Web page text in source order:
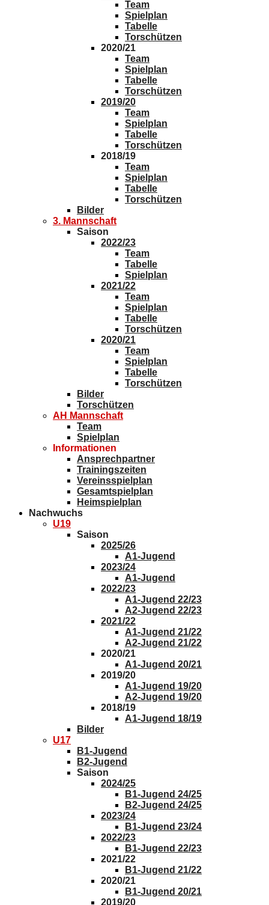
Team
Spielplan
Tabelle
Torschützen
2020/21
Team
Spielplan
Tabelle
Torschützen
2019/20
Team
Spielplan
Tabelle
Torschützen
2018/19
Team
Spielplan
Tabelle
Torschützen
Bilder
3. Mannschaft
Saison
2022/23
Team
Tabelle
Spielplan
2021/22
Team
Spielplan
Tabelle
Torschützen
2020/21
Team
Spielplan
Tabelle
Torschützen
Bilder
Torschützen
AH Mannschaft
Team
Spielplan
Informationen
Ansprechpartner
Trainingszeiten
Vereinsspielplan
Gesamtspielplan
Heimspielplan
Nachwuchs
U19
Saison
2025/26
A1-Jugend
2023/24
A1-Jugend
2022/23
A1-Jugend 22/23
A2-Jugend 22/23
2021/22
A1-Jugend 21/22
A2-Jugend 21/22
2020/21
A1-Jugend 20/21
2019/20
A1-Jugend 19/20
A2-Jugend 19/20
2018/19
A1-Jugend 18/19
Bilder
U17
B1-Jugend
B2-Jugend
Saison
2024/25
B1-Jugend 24/25
B2-Jugend 24/25
2023/24
B1-Jugend 23/24
2022/23
B1-Jugend 22/23
2021/22
B1-Jugend 21/22
2020/21
B1-Jugend 20/21
2019/20